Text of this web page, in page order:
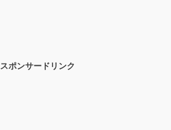
スポンサードリンク